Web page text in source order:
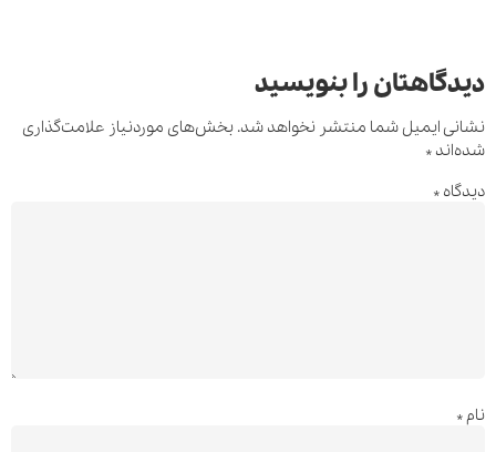
دیدگاهتان را بنویسید
نشانی ایمیل شما منتشر نخواهد شد. بخش‌های موردنیاز علامت‌گذاری
شده‌اند *
دیدگاه *
نام *